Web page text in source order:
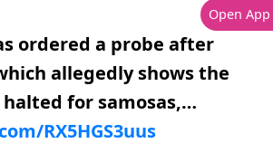
ordered a probe after
allegedly shows the
for samosas,…
RX5HGS3uus
Open App